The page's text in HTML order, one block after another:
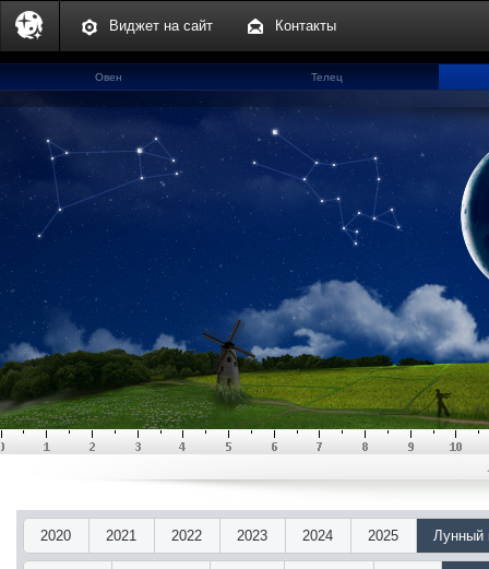
Виджет на сайт Контакты
Овен
Телец
2020 2021 2022 2023 2024 2025 Лунный